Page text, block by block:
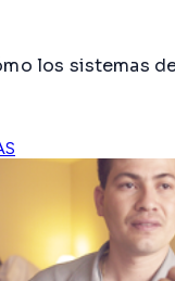
los sistemas